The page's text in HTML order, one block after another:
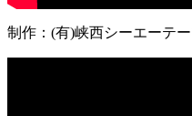
制作：(有)峡西シーエーテ